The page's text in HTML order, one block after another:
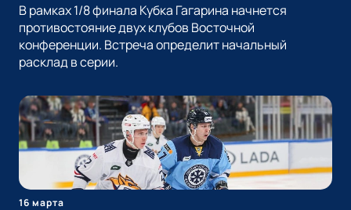
В рамках 1/8 финала Кубка Гагарина начнется
противостояние двух клубов Восточной
конференции. Встреча определит начальный
расклад в серии.
16 марта